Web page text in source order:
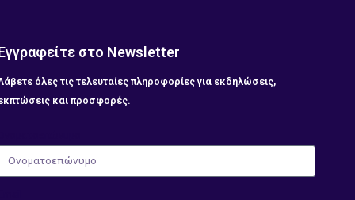
στο Newsletter
όλες τις τελευταίες πληροφορίες για εκδηλώσεις,
και προσφορές.